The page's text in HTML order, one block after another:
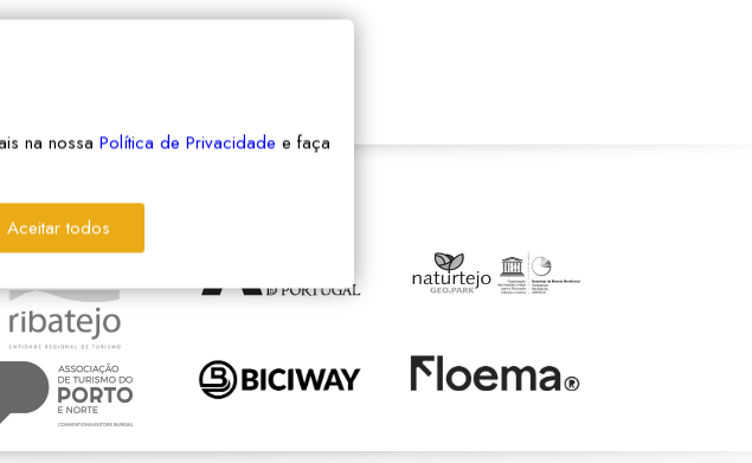
na nossa Política de Privacidade e faça
Aceitar todos